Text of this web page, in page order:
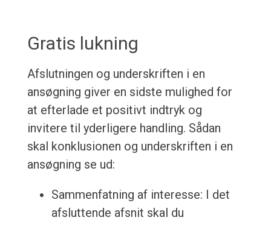
Gratis lukning
Afslutningen og underskriften i en
ansøgning giver en sidste mulighed for
at efterlade et positivt indtryk og
invitere til yderligere handling. Sådan
skal konklusionen og underskriften i en
ansøgning se ud:
Sammenfatning af interesse: I det
afsluttende afsnit skal du